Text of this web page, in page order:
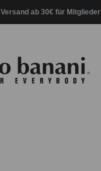
ab 30€ für Mitglieder